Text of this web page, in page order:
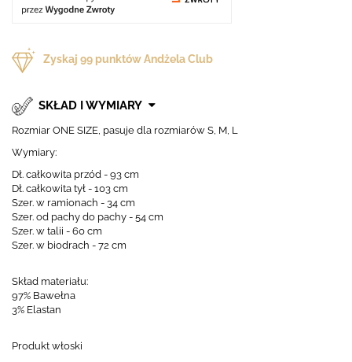
Zyskaj 99 punktów Andżela Club
SKŁAD I WYMIARY
Rozmiar ONE SIZE, pasuje dla rozmiarów S, M, L
Wymiary:
Dł. całkowita przód - 93 cm
Dł. całkowita tył - 103 cm
Szer. w ramionach - 34 cm
Szer. od pachy do pachy - 54 cm
Szer. w talii - 60 cm
Szer. w biodrach - 72 cm
Skład materiału:
97% Bawełna
3% Elastan
Produkt włoski